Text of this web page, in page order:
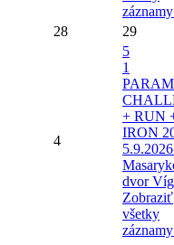
28 29
4
5
1
+ RUN
IRON
dvor
Zobraziť
všetky